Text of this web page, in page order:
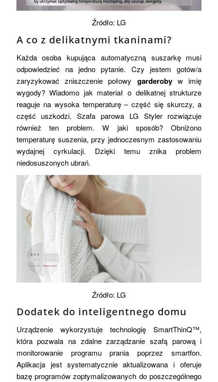
Źródło: LG
A co z delikatnymi tkaninami?
Każda osoba kupująca automatyczną suszarkę musi
odpowiedzieć na jedno pytanie. Czy jestem gotów/a
zaryzykować zniszczenie połowy garderobyw imię
wygody? Wiadomo jak materiał o delikatnej strukturze
reaguje na wysoka temperaturę – część się skurczy, a
część uszkodzi. Szafa parowa LG Styler rozwiązuje
również ten problem. W jaki sposób? Obniżono
temperaturę suszenia, przy jednoczesnym zastosowaniu
wydajnej cyrkulacji. Dzięki temu znika problem
niedosuszonych ubrań.
Źródło: LG
Dodatek do inteligentnego domu
Urządzenie wykorzystuje technologię SmartThinQ™,
która pozwala na zdalne zarządzanie szafą parową i
monitorowanie programu prania poprzez smartfon.
Aplikacja jest systematycznie aktualizowana i oferuje
bazę programów zoptymalizowanych do poszczególnego